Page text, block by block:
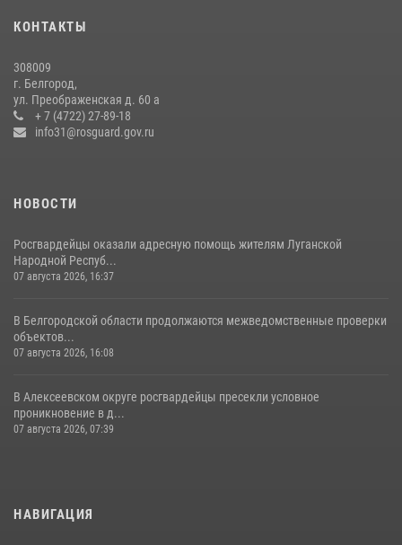
В Белгороде росгвардейцы приняли участие в круглом столе с
представителем Российского общества «Знание»
17 июля 2026, 07:10
КОНТАКТЫ
308009
г. Белгород,
ул. Преображенская д. 60 а
+ 7 (4722) 27-89-18
info31@rosguard.gov.ru
НОВОСТИ
Росгвардейцы оказали адресную помощь жителям Луганской
Народной Респуб...
07 августа 2026, 16:37
В Белгородской области продолжаются межведомственные проверки
объектов...
07 августа 2026, 16:08
В Алексеевском округе росгвардейцы пресекли условное
проникновение в д...
07 августа 2026, 07:39
НАВИГАЦИЯ